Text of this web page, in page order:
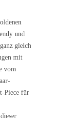
und
gleich
mit
vom
Piece für